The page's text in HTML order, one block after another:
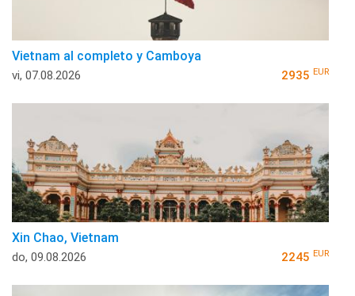
Vietnam al completo y Camboya
vi, 07.08.2026 2935 EUR
Xin Chao, Vietnam
do, 09.08.2026 2245 EUR